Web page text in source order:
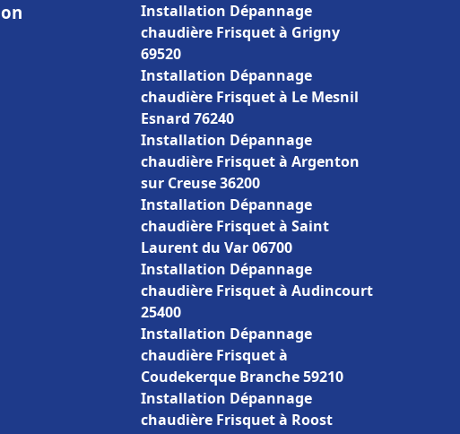
Installation Dépannage
chaudière Frisquet à Grigny
69520
Installation Dépannage
chaudière Frisquet à Le Mesnil
Esnard 76240
Installation Dépannage
chaudière Frisquet à Argenton
sur Creuse 36200
Installation Dépannage
chaudière Frisquet à Saint
Laurent du Var 06700
Installation Dépannage
chaudière Frisquet à Audincourt
25400
Installation Dépannage
chaudière Frisquet à
Coudekerque Branche 59210
Installation Dépannage
chaudière Frisquet à Roost